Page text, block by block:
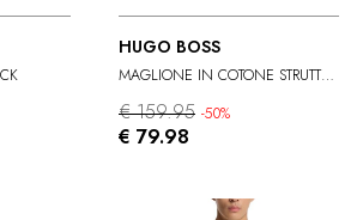
HUGO BOSS
MAGLIONE IN COTONE STRUTTURATO
€ 159.95 -50%
€ 79.98